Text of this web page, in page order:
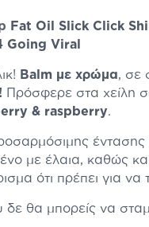
Fat Oil Slick Click
Going Viral
Balm με χρώμα, σε
Πρόσφερε στα χείλη
& raspberry.
έντασης
με έλαια, καθώς
ότι πρέπει για
θα μπορείς να